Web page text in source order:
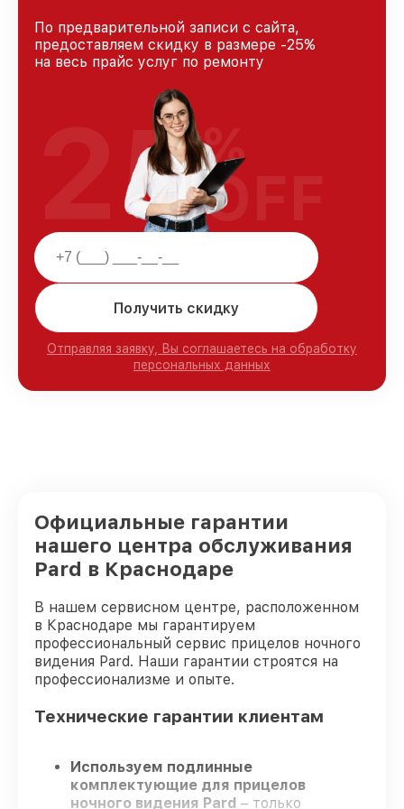
По предварительной записи с сайта,
предоставляем скидку в размере -25%
на весь прайс услуг по ремонту
Получить скидку
Отправляя заявку, Вы соглашаетесь на обработку
персональных данных
25%
OFF
Официальные гарантии
нашего центра обслуживания
Pard в Краснодаре
В нашем сервисном центре, расположенном
в Краснодаре мы гарантируем
профессиональный сервис прицелов ночного
видения Pard. Наши гарантии строятся на
профессионализме и опыте.
Технические гарантии клиентам
Используем подлинные
комплектующие для прицелов
ночного видения Pard – только